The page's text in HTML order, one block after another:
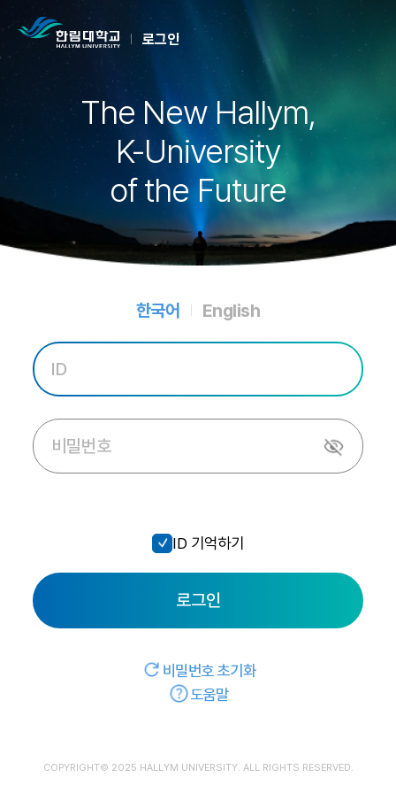
로그인
The New Hallym,
K-University
of the Future
한국어 English
ID 기억하기
로그인
비밀번호 초기화
도움말
COPYRIGHT© 2025 HALLYM UNIVERSITY. ALL RIGHTS RESERVED.